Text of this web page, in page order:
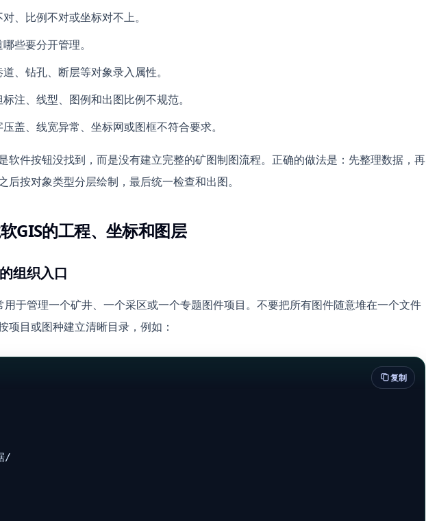
、比例不对或坐标对不上。
些要分开管理。
、钻孔、断层等对象录入属性。
注、线型、图例和出图比例不规范。
盖、线宽异常、坐标网或图框不符合要求。
软件按钮没找到，而是没有建立完整的矿图制图流程。正确的做法是：先整理数据，再
后按对象类型分层绘制，最后统一检查和出图。
GIS的工程、坐标和图层
组织入口
用于管理一个矿井、一个采区或一个专题图件项目。不要把所有图件随意堆在一个文件
项目或图种建立清晰目录，例如：
/
复制